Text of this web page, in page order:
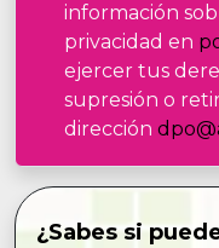
información
privacidad en
ejercer tus
supresión o
dirección
¿Sabes si